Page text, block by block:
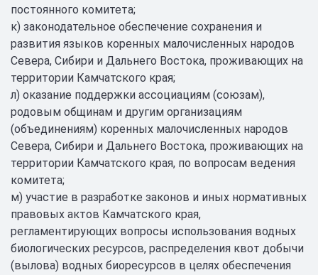
постоянного комитета;
к) законодательное обеспечение сохранения и
развития языков коренных малочисленных народов
Севера, Сибири и Дальнего Востока, проживающих на
территории Камчатского края;
л) оказание поддержки ассоциациям (союзам),
родовым общинам и другим организациям
(объединениям) коренных малочисленных народов
Севера, Сибири и Дальнего Востока, проживающих на
территории Камчатского края, по вопросам ведения
комитета;
м) участие в разработке законов и иных нормативных
правовых актов Камчатского края,
регламентирующих вопросы использования водных
биологических ресурсов, распределения квот добычи
(вылова) водных биоресурсов в целях обеспечения